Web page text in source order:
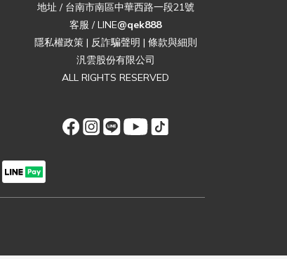
地址 / 台南市南區中華西路一段21號
客服 / LINE@qek888
隱私權政策| 反詐騙聲明 | 條款與細則
汎雲股份有限公司
ALL RIGHTS RESERVED